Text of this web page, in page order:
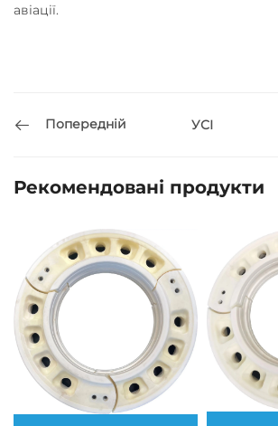
авіації.
Попередній УСІ
Рекомендовані продукти